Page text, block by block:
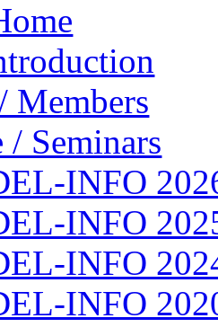
Members
/ Seminars
INFO
INFO
INFO
INFO